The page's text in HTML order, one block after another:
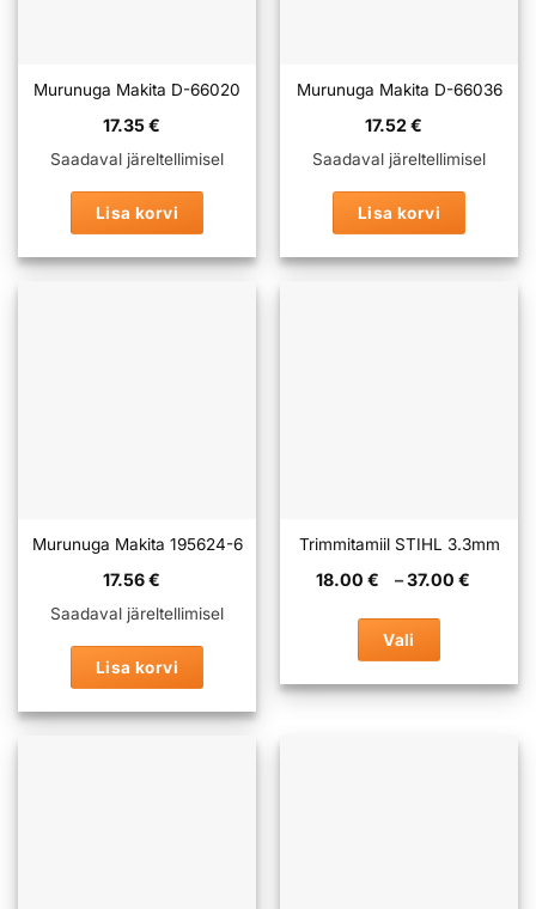
Murunuga Makita D-66020
17.35€
Saadaval järeltellimisel
Lisa korvi
Murunuga Makita D-66036
17.52€
Saadaval järeltellimisel
Lisa korvi
Murunuga Makita 195624-6
17.56€
Saadaval järeltellimisel
Lisa korvi
Trimmitamiil STIHL 3.3mm
18.00 € –37.00 €
Vali
tootel